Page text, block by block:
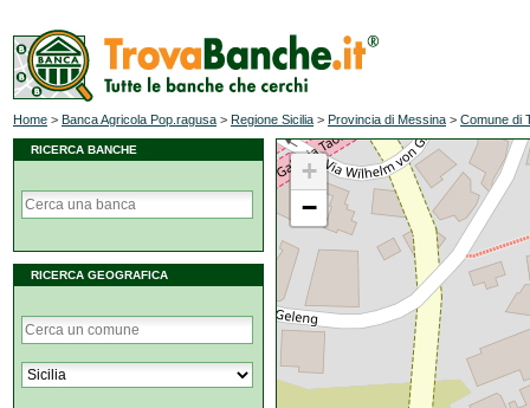
Home > Banca Agricola Pop.ragusa > Regione Sicilia > Provincia di Messina > Comune di
RICERCA BANCHE
RICERCA GEOGRAFICA
+
−